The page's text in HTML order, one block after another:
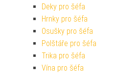
Deky pro šéfa
Hrnky pro šéfa
Osušky pro šéfa
Polštáře pro šéfa
Trika pro šéfa
Vína pro šéfa